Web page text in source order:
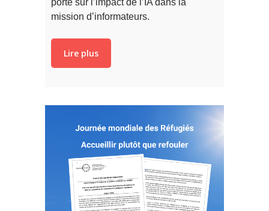
porte sur l’impact de l’IA dans la
mission d’informateurs.
Lire plus